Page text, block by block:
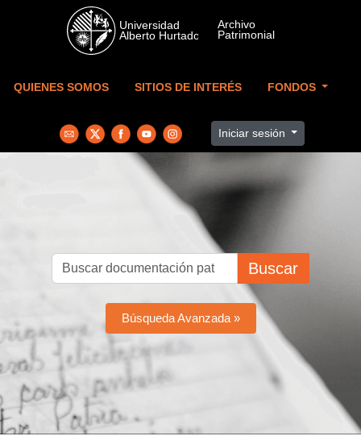
Skip to main content
QUIENES SOMOS SITIOS DE INTERÉS FONDOS
Iniciar sesión
Buscar
Búsqueda Avanzada »